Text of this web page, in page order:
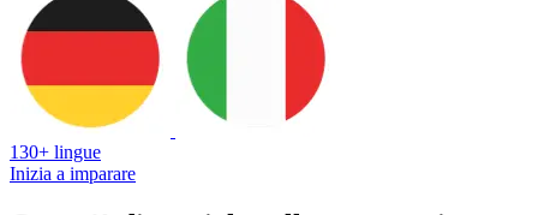
130+ lingue
Inizia a imparare